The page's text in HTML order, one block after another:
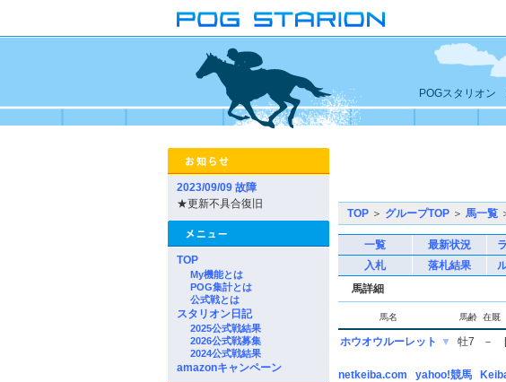
POGスタリオン
2023/09/09 故障
★更新不具合復旧
TOP
My機能とは
POG集計とは
公式戦とは
スタリオン日記
2025公式戦結果
2026公式戦募集
2024公式戦結果
amazonキャンペーン
TOP ＞ グループTOP ＞ 馬一覧
一覧 最新状況
入札
落札結果
馬詳細
馬名 馬齢 在厩
ホウオウルーレット ▼ 牡7 －
netkeiba.com yahoo!競馬